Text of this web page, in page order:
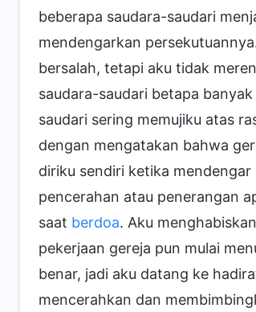
beberapa saudara-saudari
mendengarkan
bersalah, tetapi aku tidak
saudara-saudari betapa
saudari sering memujiku atas
dengan mengatakan bahwa
diriku sendiri ketika
pencerahan atau penerangan
saat berdoa. Aku
pekerjaan gereja pun mulai
benar, jadi aku datang ke
mencerahkan dan